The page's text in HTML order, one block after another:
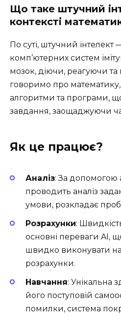
Що таке штучний
контексті
По суті, штучний інтелект
комп’ютерних систем
мозок, діючи, реагуючи
говоримо про математику,
алгоритми та програми,
завдання, заощаджуючи
Як це працює?
Аналіз: За допомогою
проводить аналіз
умови, розкладає
Розрахунки:
основні переваги AI,
швидко виконувати
розрахунки.
Навчання: Унікальна
його поступовій
помилки, система